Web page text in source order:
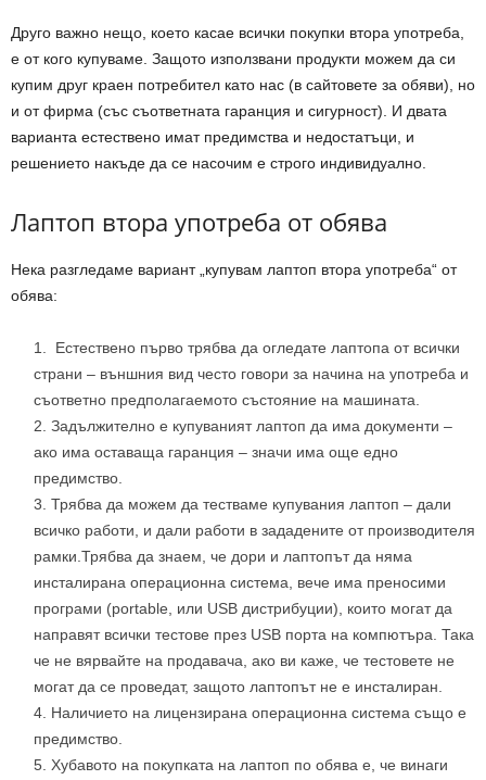
Друго важно нещо, което касае всички покупки втора употреба,
е от кого купуваме. Защото използвани продукти можем да си
купим друг краен потребител като нас (в сайтовете за обяви), но
и от фирма (със съответната гаранция и сигурност). И двата
варианта естествено имат предимства и недостатъци, и
решението накъде да се насочим е строго индивидуално.
Лаптоп втора употреба от обява
Нека разгледаме вариант „купувам лаптоп втора употреба“ от
обява:
Естествено първо трябва да огледате лаптопа от всички
страни – външния вид често говори за начина на употреба и
съответно предполагаемото състояние на машината.
Задължително е купуваният лаптоп да има документи –
ако има оставаща гаранция – значи има още едно
предимство.
Трябва да можем да тестваме купувания лаптоп – дали
всичко работи, и дали работи в зададените от производителя
рамки.Трябва да знаем, че дори и лаптопът да няма
инсталирана операционна система, вече има преносими
програми (portable, или USB дистрибуции), които могат да
направят всички тестове през USB порта на компютъра. Така
че не вярвайте на продавача, ако ви каже, че тестовете не
могат да се проведат, защото лаптопът не е инсталиран.
Наличието на лицензирана операционна система също е
предимство.
Хубавото на покупката на лаптоп по обява е, че винаги